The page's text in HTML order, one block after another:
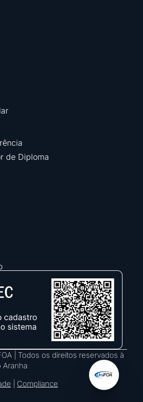
de Diploma
| Todos os direitos reservados à
Aranha
Compliance